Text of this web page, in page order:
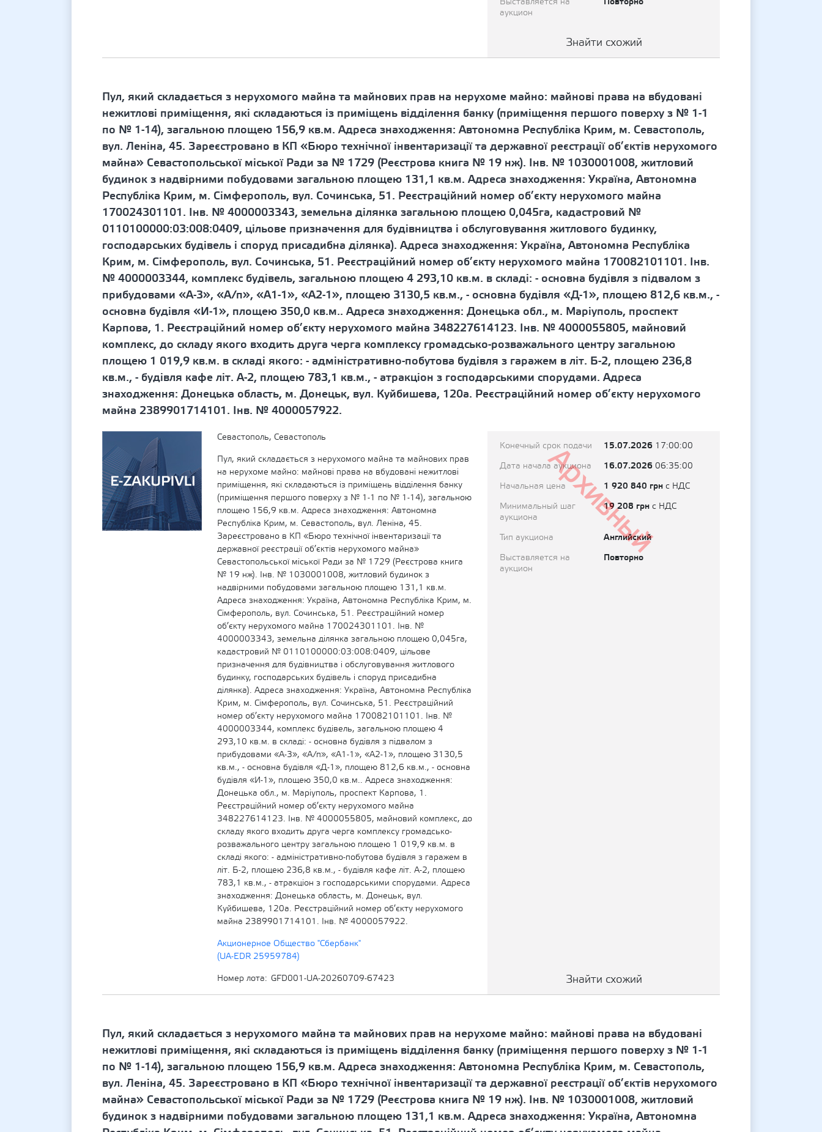
аукцион
Знайти схожий
Пул, який складається з нерухомого майна та майнових прав на нерухоме майно: майнові права на вбудовані
нежитлові приміщення, які складаються із приміщень відділення банку (приміщення першого поверху з № 1-1
по № 1-14), загальною площею 156,9 кв.м. Адреса знаходження: Автономна Республіка Крим, м. Севастополь,
вул. Леніна, 45. Зареєстровано в КП «Бюро технічної інвентаризації та державної реєстрації об’єктів нерухомого
майна» Севастопольської міської Ради за № 1729 (Реєстрова книга № 19 нж). Інв. № 1030001008, житловий
будинок з надвірними побудовами загальною площею 131,1 кв.м. Адреса знаходження: Україна, Автономна
Республіка Крим, м. Сімферополь, вул. Сочинська, 51. Реєстраційний номер об’єкту нерухомого майна
170024301101. Інв. № 4000003343, земельна ділянка загальною площею 0,045га, кадастровий №
0110100000:03:008:0409, цільове призначення для будівництва і обслуговування житлового будинку,
господарських будівель і споруд присадибна ділянка). Адреса знаходження: Україна, Автономна Республіка
Крим, м. Сімферополь, вул. Сочинська, 51. Реєстраційний номер об’єкту нерухомого майна 170082101101. Інв.
№ 4000003344, комплекс будівель, загальною площею 4 293,10 кв.м. в складі: - основна будівля з підвалом з
прибудовами «А-3», «А/п», «А1-1», «А2-1», площею 3130,5 кв.м., - основна будівля «Д-1», площею 812,6 кв.м., -
основна будівля «И-1», площею 350,0 кв.м.. Адреса знаходження: Донецька обл., м. Маріуполь, проспект
Карпова, 1. Реєстраційний номер об’єкту нерухомого майна 348227614123. Інв. № 4000055805, майновий
комплекс, до складу якого входить друга черга комплексу громадсько-розважального центру загальною
площею 1 019,9 кв.м. в складі якого: - адміністративно-побутова будівля з гаражем в літ. Б-2, площею 236,8
кв.м., - будівля кафе літ. А-2, площею 783,1 кв.м., - атракціон з господарськими спорудами. Адреса
знаходження: Донецька область, м. Донецьк, вул. Куйбишева, 120а. Реєстраційний номер об’єкту нерухомого
майна 2389901714101. Інв. № 4000057922.
Севастополь, Севастополь
Пул, який складається з нерухомого майна та майнових прав
на нерухоме майно: майнові права на вбудовані нежитлові
приміщення, які складаються із приміщень відділення банку
(приміщення першого поверху з № 1-1 по № 1-14), загальною
площею 156,9 кв.м. Адреса знаходження: Автономна
Республіка Крим, м. Севастополь, вул. Леніна, 45.
Зареєстровано в КП «Бюро технічної інвентаризації та
державної реєстрації об’єктів нерухомого майна»
Севастопольської міської Ради за № 1729 (Реєстрова книга
№ 19 нж). Інв. № 1030001008, житловий будинок з
надвірними побудовами загальною площею 131,1 кв.м.
Адреса знаходження: Україна, Автономна Республіка Крим, м.
Сімферополь, вул. Сочинська, 51. Реєстраційний номер
об’єкту нерухомого майна 170024301101. Інв. №
4000003343, земельна ділянка загальною площею 0,045га,
кадастровий № 0110100000:03:008:0409, цільове
призначення для будівництва і обслуговування житлового
будинку, господарських будівель і споруд присадибна
ділянка). Адреса знаходження: Україна, Автономна Республіка
Крим, м. Сімферополь, вул. Сочинська, 51. Реєстраційний
номер об’єкту нерухомого майна 170082101101. Інв. №
4000003344, комплекс будівель, загальною площею 4
293,10 кв.м. в складі: - основна будівля з підвалом з
прибудовами «А-3», «А/п», «А1-1», «А2-1», площею 3130,5
кв.м., - основна будівля «Д-1», площею 812,6 кв.м., - основна
будівля «И-1», площею 350,0 кв.м.. Адреса знаходження:
Донецька обл., м. Маріуполь, проспект Карпова, 1.
Реєстраційний номер об’єкту нерухомого майна
348227614123. Інв. № 4000055805, майновий комплекс, до
складу якого входить друга черга комплексу громадсько-
розважального центру загальною площею 1 019,9 кв.м. в
складі якого: - адміністративно-побутова будівля з гаражем в
літ. Б-2, площею 236,8 кв.м., - будівля кафе літ. А-2, площею
783,1 кв.м., - атракціон з господарськими спорудами. Адреса
знаходження: Донецька область, м. Донецьк, вул.
Куйбишева, 120а. Реєстраційний номер об’єкту нерухомого
майна 2389901714101. Інв. № 4000057922.
Акционерное Общество "Сбербанк"
(UA-EDR 25959784)
Номер лота
GFD001-UA-20260709-67423
Архивный
Конечный срок подачи 15.07.2026 17:00:00
Дата начала аукциона
16.07.2026 06:35:00
Начальная цена
1 920 840 грн с НДС
Минимальный шаг
аукциона
19 208 грн с НДС
Тип аукциона Английский
Выставляется на
аукцион
Повторно
Знайти схожий
Пул, який складається з нерухомого майна та майнових прав на нерухоме майно: майнові права на вбудовані
нежитлові приміщення, які складаються із приміщень відділення банку (приміщення першого поверху з № 1-1
по № 1-14), загальною площею 156,9 кв.м. Адреса знаходження: Автономна Республіка Крим, м. Севастополь,
вул. Леніна, 45. Зареєстровано в КП «Бюро технічної інвентаризації та державної реєстрації об’єктів нерухомого
майна» Севастопольської міської Ради за № 1729 (Реєстрова книга № 19 нж). Інв. № 1030001008, житловий
будинок з надвірними побудовами загальною площею 131,1 кв.м. Адреса знаходження: Україна, Автономна